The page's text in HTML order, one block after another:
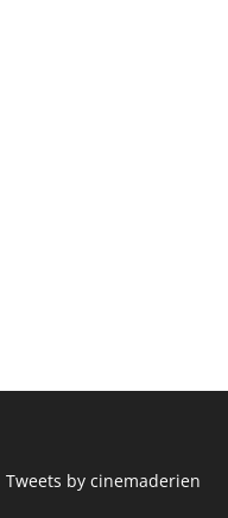
Tweets by cinemaderien